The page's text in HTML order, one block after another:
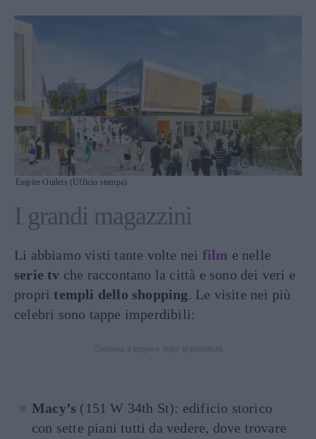
Empire Outlets (Ufficio stampa)
I grandi magazzini
Li abbiamo visti tante volte nei film e nelle
serie tv che raccontano la città e sono dei veri e
propritempli dello shopping. Le visite nei più
celebri sono tappe imperdibili:
Macy’s (151 W 34th St): edificio storico
con sette piani tutti da vedere, dove trovare